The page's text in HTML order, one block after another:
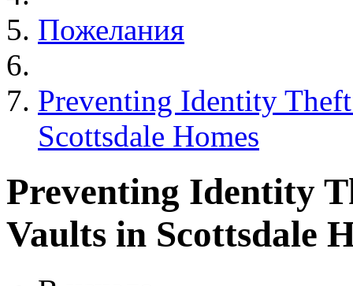
Пожелания
Preventing Identity
Scottsdale Homes
Preventing Identity
Vaults in Scottsdale